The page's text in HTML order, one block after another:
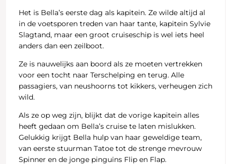
Het is Bella’s eerste dag als kapitein. Ze wilde altijd al
in de voetsporen treden van haar tante, kapitein Sylvie
Slagtand, maar een groot cruiseschip is wel iets heel
anders dan een zeilboot.
Ze is nauwelijks aan boord als ze moeten vertrekken
voor een tocht naar Terschelping en terug. Alle
passagiers, van neushoorns tot kikkers, verheugen zich
wild.
Als ze op weg zijn, blijkt dat de vorige kapitein alles
heeft gedaan om Bella’s cruise te laten mislukken.
Gelukkig krijgt Bella hulp van haar geweldige team,
van eerste stuurman Tatoe tot de strenge mevrouw
Spinner en de jonge pinguïns Flip en Flap.